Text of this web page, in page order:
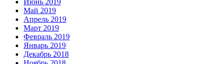
Май 2019
Апрель 2019
Март 2019
Февраль 2019
Январь 2019
Декабрь 2018